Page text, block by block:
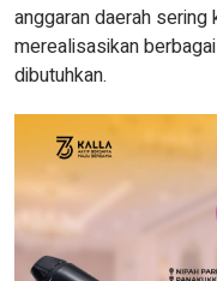
anggaran daerah sering
merealisasikan
dibutuhkan.